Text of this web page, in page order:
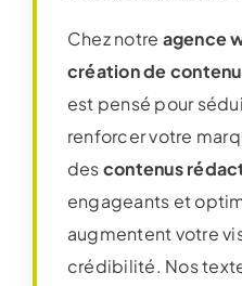
Chez notre agence
création de
est pensé pour
renforcer votre
descontenus
engageants et
augmentent votre
crédibilité. Nos